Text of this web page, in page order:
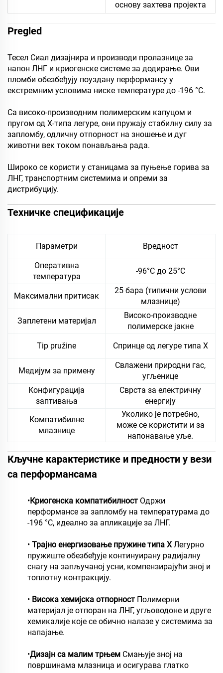
основу захтева пројекта
Pregled
Тесел Сиал дизајнира и производи пролазнице за
напон ЛНГ и криогенске системе за додирање. Ови
пломби обезбеђују поуздану перформансу у
екстремним условима ниске температуре до -196 °C.
Са високо-производним полимерским капуцом и
пругом од Х-типа легуре, они пружају стабилну силу за
запломбу, одличну отпорност на зношење и дуг
животни век током понављања рада.
Широко се користи у станицама за пуњење горива за
ЛНГ, транспортним системима и опреми за
дистрибуцију.
Техничке спецификације
Параметри Вредност
Оперативна
температура
-96°C до 25°C
Максимални притисак
25 бара (типични услови
млазнице)
Заплетени материјал
Високо-производне
полимерске јакне
Tip pružine Спринце од легуре типа Х
Медијум за примену
Свлажени природни гас,
угљенице
Конфигурација
заптивања
Сврста за електричну
енергију
Компатибилне
млазнице
Уколико је потребно,
може се користити и за
напонавање уље.
Кључне карактеристике и предности у вези
са перформансама
•Криогенска компатибилност Одржи
перформансе за запломбу на температурама до
-196 °C, идеално за апликације за ЛНГ.
• Трајно енергизовање пружине типа ХЛегурно
пружиште обезбеђује континуирану радијалну
снагу на запључаној усни, компензирајући зној и
топлотну контракцију.
• Висока хемијска отпорност Полимерни
материјал је отпоран на ЛНГ, угљоводоне и друге
хемикалије које се обично налазе у системима за
напајање.
•Дизајн са малим трњем Смањује зној на
површинама млазница и осигурава глатко